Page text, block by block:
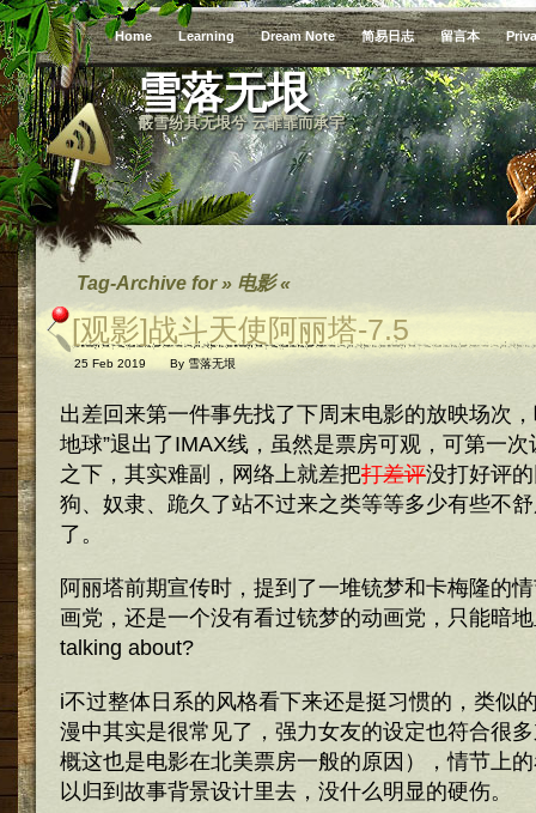
Home Learning Dream Note 简易日志 留言本
雪落无垠
霰雪纷其无垠兮 云霏霏而承宇
Tag-Archive for » 电影 «
[观影]战斗天使阿丽塔-7.5
25 Feb 2019 By 雪落无垠
出差回来第一件事先找了下周末电影的放映场次
地球”退出了IMAX线，虽然是票房可观，可第一
之下，其实难副，网络上就差把打差评没打好评
狗、奴隶、跪久了站不过来之类等等多少有些不
了。
阿丽塔前期宣传时，提到了一堆铳梦和卡梅隆的
画党，还是一个没有看过铳梦的动画党，只能暗
talking about?
i不过整体日系的风格看下来还是挺习惯的，类似
漫中其实是很常见了，强力女友的设定也符合很
概这也是电影在北美票房一般的原因），情节上
以归到故事背景设计里去，没什么明显的硬伤。